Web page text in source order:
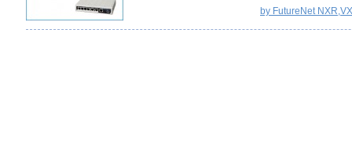
by FutureNet